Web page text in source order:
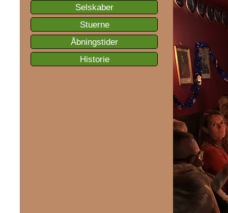
Selskaber
Stuerne
Åbningstider
Historie